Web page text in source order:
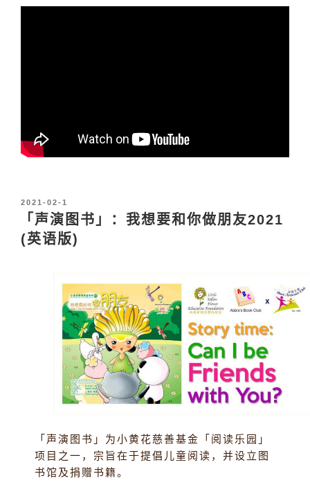
发
布
2021-02-1
「声演图书」：我想要和你做朋友2021
(英语版)
「声演图书」为小黄花慈善基金「阅读乐园」
项目之一，宗旨在于提倡儿童阅读，并设立图
书馆及捐赠书籍。